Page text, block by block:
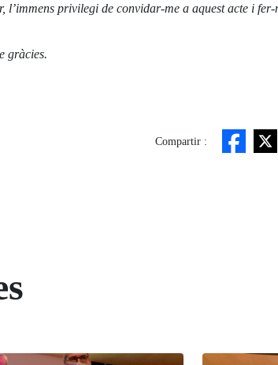
privilegi de convidar-me a aquest acte i
gràcies.
Compartir :